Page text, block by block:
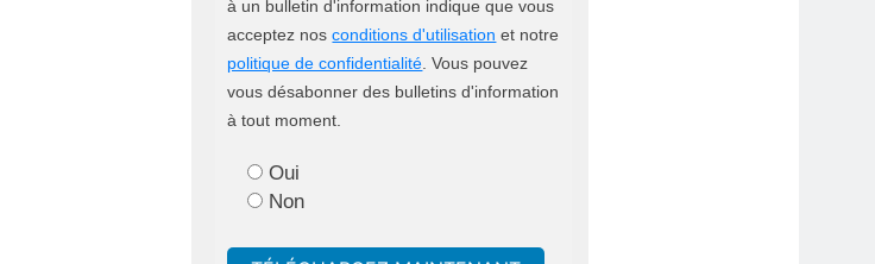
à un bulletin d'information indique que vous
acceptez nosconditions d'utilisation et notre
politique de confidentialité. Vous pouvez
vous désabonner des bulletins d'information
à tout moment.
Oui
Non